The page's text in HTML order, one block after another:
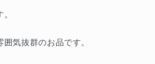
気抜群のお品です。